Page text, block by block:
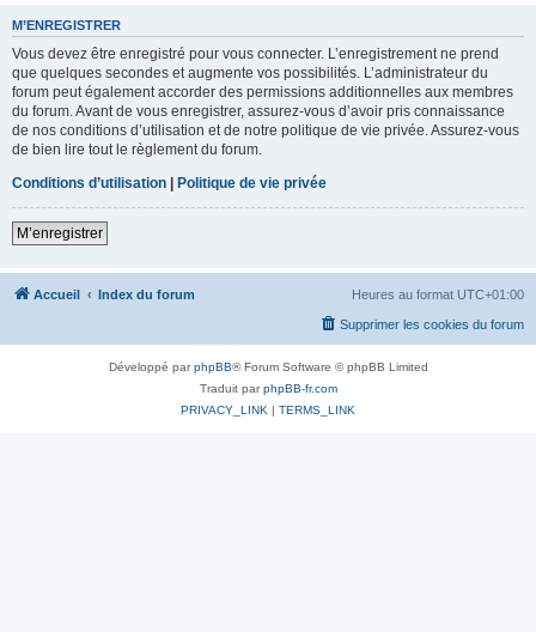
M’ENREGISTRER
Vous devez être enregistré pour vous connecter. L’enregistrement ne prend
que quelques secondes et augmente vos possibilités. L’administrateur du
forum peut également accorder des permissions additionnelles aux membres
du forum. Avant de vous enregistrer, assurez-vous d’avoir pris connaissance
de nos conditions d’utilisation et de notre politique de vie privée. Assurez-vous
de bien lire tout le règlement du forum.
Conditions d’utilisation | Politique de vie privée
M’enregistrer
Accueil Index du forum Heures au format UTC+01:00
Supprimer les cookies du forum
Développé parphpBB® Forum Software © phpBB Limited
Traduit parphpBB-fr.com
PRIVACY_LINK | TERMS_LINK